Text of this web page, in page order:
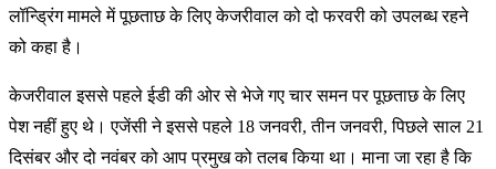
लॉन्ड्रिंग मामले में पूछताछ के लिए केजरीवाल को दो फरवरी को उपलब्ध रहने
को कहा है।
केजरीवाल इससे पहले ईडी की ओर से भेजे गए चार समन पर पूछताछ के लिए
पेश नहीं हुए थे। एजेंसी ने इससे पहले 18 जनवरी, तीन जनवरी, पिछले साल 21
दिसंबर और दो नवंबर को आप प्रमुख को तलब किया था। माना जा रहा है कि